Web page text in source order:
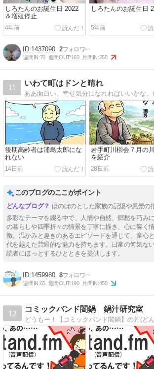
しろたんのお誕生日 2022
＆増殖停止
4年前
しろたんのお誕生日
5年前
1437090 2
週間IN:70 週間OUT:160 月間IN:250
11
いわて町はドンと晴れ
後期高齢者は浦島太郎にな
れない
14日前
岩手町川柳会７月の
を紹介
28日前
このブログのここがポイント
ほのぼのとした家族の記憶や風景の
多彩なテーマを綴る中で、人情や自然、郷愁を巧み
の暮らしや四季折々の情景を丁寧に描き、心に響く
徴。温かみと趣きのあるエピソードを通じて、童心
代を越えた普遍的な魅力を持ちます。日常の何気な
読者にほっとするひとときを提供します。
1459980 8
週間IN:65 週間OUT:190 月間IN:450
12
コミックバンド闇鍋 鍋汁研究室